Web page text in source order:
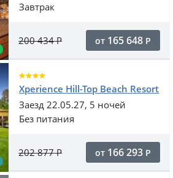
Завтрак
200 434Р от 165 648 Р
Xperience Hill-Top Beach Resort
Заезд 22.05.27, 5 ночей
Без питания
202 877Р от 166 293 Р